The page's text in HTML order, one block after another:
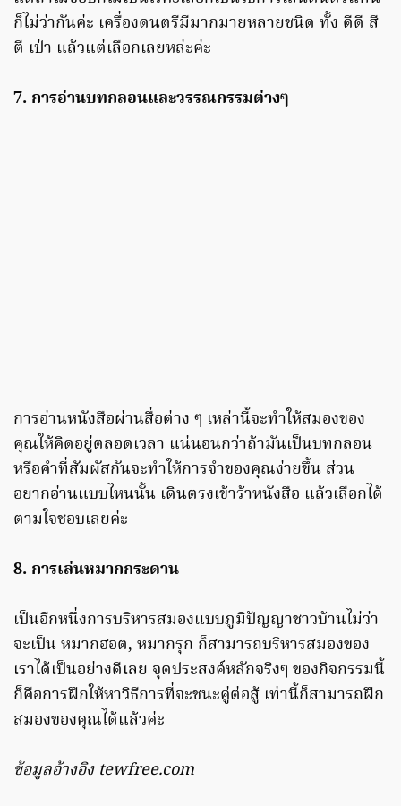
ก็ไม่ว่ากันค่ะ เครื่องดนตรีมีมากมายหลายชนิด ทั้ง ดีดี สี
ตี เป่า แล้วแต่เลือกเลยหล่ะค่ะ
7. การอ่านบทกลอนและวรรณกรรมต่างๆ
การอ่านหนังสือผ่านสื่อต่าง ๆ เหล่านี้จะทำให้สมองของ
คุณให้คิดอยู่ตลอดเวลา แน่นอนกว่าถ้ามันเป็นบทกลอน
หรือคำที่สัมผัสกันจะทำให้การจำของคุณง่ายขึ้น ส่วน
อยากอ่านแบบไหนนั้น เดินตรงเข้าร้าหนังสือ แล้วเลือกได้
ตามใจชอบเลยค่ะ
8. การเล่นหมากกระดาน
เป็นอีกหนึ่งการบริหารสมองแบบภูมิปัญญาชาวบ้านไม่ว่า
จะเป็น หมากฮอต, หมากรุก ก็สามารถบริหารสมองของ
เราได้เป็นอย่างดีเลย จุดประสงค์หลักจริงๆ ของกิจกรรมนี้
ก็คือการฝึกให้หาวิธีการที่จะชนะคู่ต่อสู้ เท่านี้ก็สามารถฝึก
สมองของคุณได้แล้วค่ะ
ข้อมูลอ้างอิง tewfree.com